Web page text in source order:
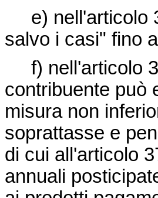
e) nell'articolo
salvo i casi" fino
f) nell'articolo
contribuente può
misura non
soprattasse e
di cui all'articolo
annuali